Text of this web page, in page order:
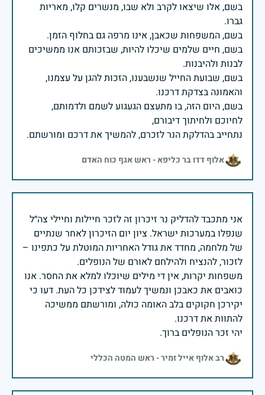
בשם, אלו שיצאו לקרב ולא שבו, מנשרים קלו, מאריות
בשם, חיים שלמים שיכלו להיות, שבזכותם אנו ממשיכים
בשם, שבועת החייל שנשבענו, הזכות להגן על עצמנו,
בשם, היום הזה, בו מתעצם הגעגוע לשמם ולדמותם,
נתחייב בהדלקת הנר לזכרם, להמשיך את דרכם ומורשתם.
אלוף דדו בר כליפא - ראש אגף כוח האדם
אני מתכבד להדליק נר זיכרון זה לזכר חיילות וחיילי צה״ל
שנפלו במערכות ישראל. ציון יום הזיכרון לאחר שנתיים
של מלחמה, מחדד את גודל האחריות המוטלת על כתפינו –
משפחות יקרות, אין די מילים שיוכלו למלא את החסר. אנו
כואבים את כאבכן ונמשיך לעמוד לצידכן כל העת. דעו כי
יקירכן חקוקים בלב האומה כולה, ומורשתם ממשיכה
יהי זכר הנופלים ברוך.
רב אלוף אייל זמיר - ראש המטה הכללי